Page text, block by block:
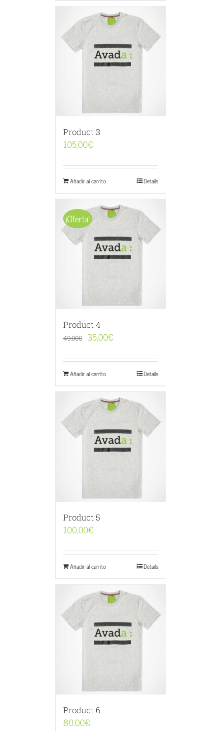
Product 3
105,00€
Añadir al carrito Details
¡Oferta!
Product 4
49,00€ 35,00€
Añadir al carrito Details
Product 5
100,00€
Añadir al carrito Details
Product 6
80,00€